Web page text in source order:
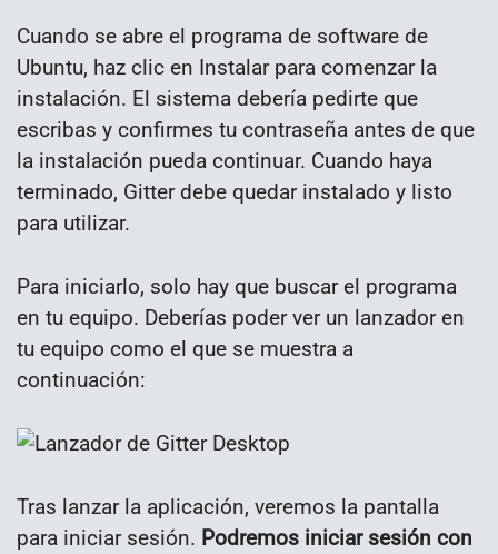
Cuando se abre el programa de software de
Ubuntu, haz clic en Instalar para comenzar la
instalación. El sistema debería pedirte que
escribas y confirmes tu contraseña antes de que
la instalación pueda continuar. Cuando haya
terminado, Gitter debe quedar instalado y listo
para utilizar.
Para iniciarlo, solo hay que buscar el programa
en tu equipo. Deberías poder ver un lanzador en
tu equipo como el que se muestra a
continuación:
Tras lanzar la aplicación, veremos la pantalla
para iniciar sesión. Podremos iniciar sesión con